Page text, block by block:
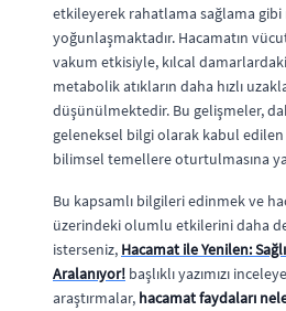
etkileyerek rahatlama sağlama
yoğunlaşmaktadır. Hacamatın
vakum etkisiyle, kılcal damarlardaki
metabolik atıkların daha hızlı
düşünülmektedir. Bu gelişmeler,
geleneksel bilgi olarak kabul
bilimsel temellere oturtulmasına
Bu kapsamlı bilgileri edinmek ve
üzerindeki olumlu etkilerini daha
isterseniz, Hacamat ile Yenilen:
Aralanıyor! başlıklı yazımızı
araştırmalar, hacamat faydaları